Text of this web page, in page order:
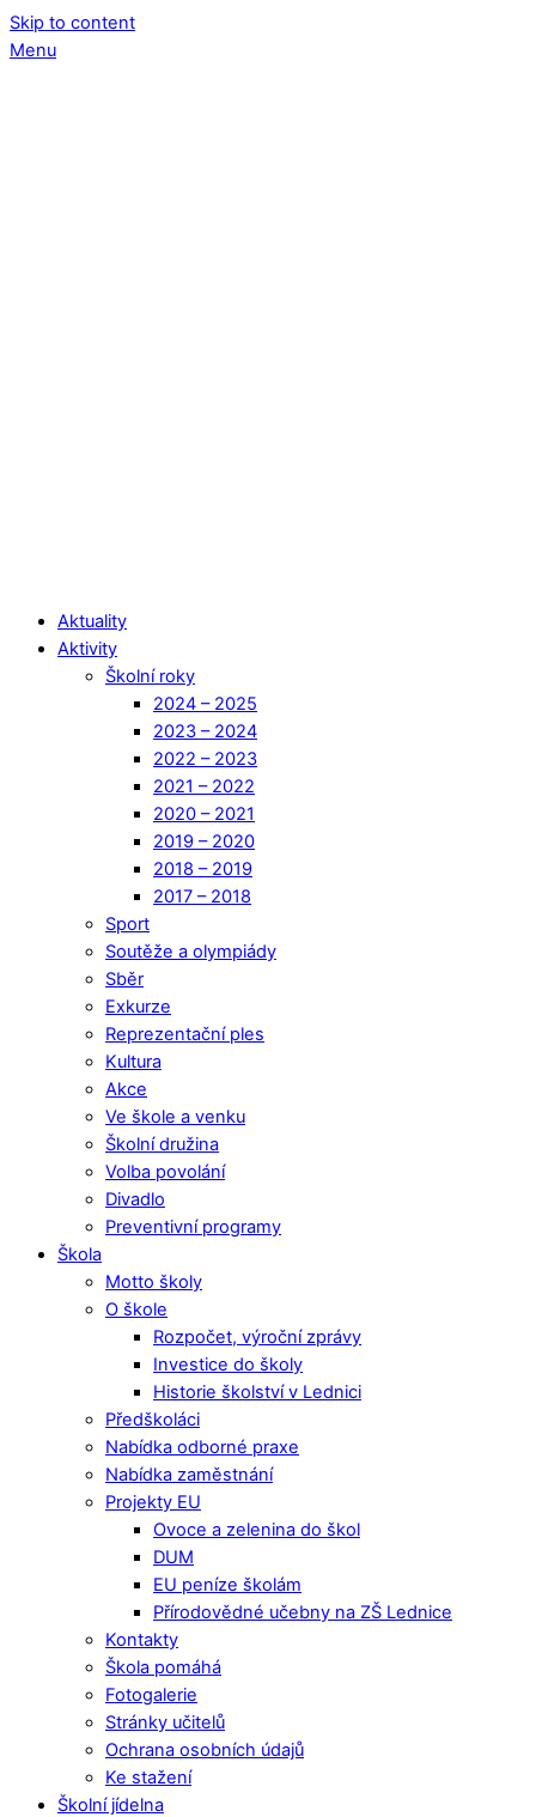
Skip to content
Menu
Aktuality
Aktivity
Školní roky
2024 – 2025
2023 – 2024
2022 – 2023
2021 – 2022
2020 – 2021
2019 – 2020
2018 – 2019
2017 – 2018
Sport
Soutěže a olympiády
Sběr
Exkurze
Reprezentační ples
Kultura
Akce
Ve škole a venku
Školní družina
Volba povolání
Divadlo
Preventivní programy
Škola
Motto školy
O škole
Rozpočet, výroční zprávy
Investice do školy
Historie školství v Lednici
Předškoláci
Nabídka odborné praxe
Nabídka zaměstnání
Projekty EU
Ovoce a zelenina do škol
DUM
EU peníze školám
Přírodovědné učebny na ZŠ Lednice
Kontakty
Škola pomáhá
Fotogalerie
Stránky učitelů
Ochrana osobních údajů
Ke stažení
Školní jídelna